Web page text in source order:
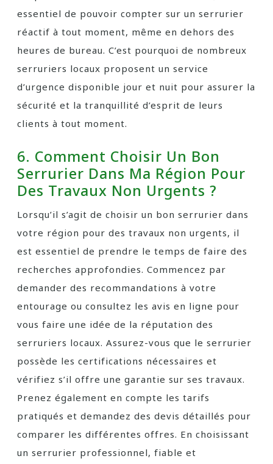
essentiel de pouvoir compter sur un serrurier
réactif à tout moment, même en dehors des
heures de bureau. C’est pourquoi de nombreux
serruriers locaux proposent un service
d’urgence disponible jour et nuit pour assurer la
sécurité et la tranquillité d’esprit de leurs
clients à tout moment.
6. Comment Choisir Un Bon
Serrurier Dans Ma Région Pour
Des Travaux Non Urgents ?
Lorsqu’il s’agit de choisir un bon serrurier dans
votre région pour des travaux non urgents, il
est essentiel de prendre le temps de faire des
recherches approfondies. Commencez par
demander des recommandations à votre
entourage ou consultez les avis en ligne pour
vous faire une idée de la réputation des
serruriers locaux. Assurez-vous que le serrurier
possède les certifications nécessaires et
vérifiez s’il offre une garantie sur ses travaux.
Prenez également en compte les tarifs
pratiqués et demandez des devis détaillés pour
comparer les différentes offres. En choisissant
un serrurier professionnel, fiable et